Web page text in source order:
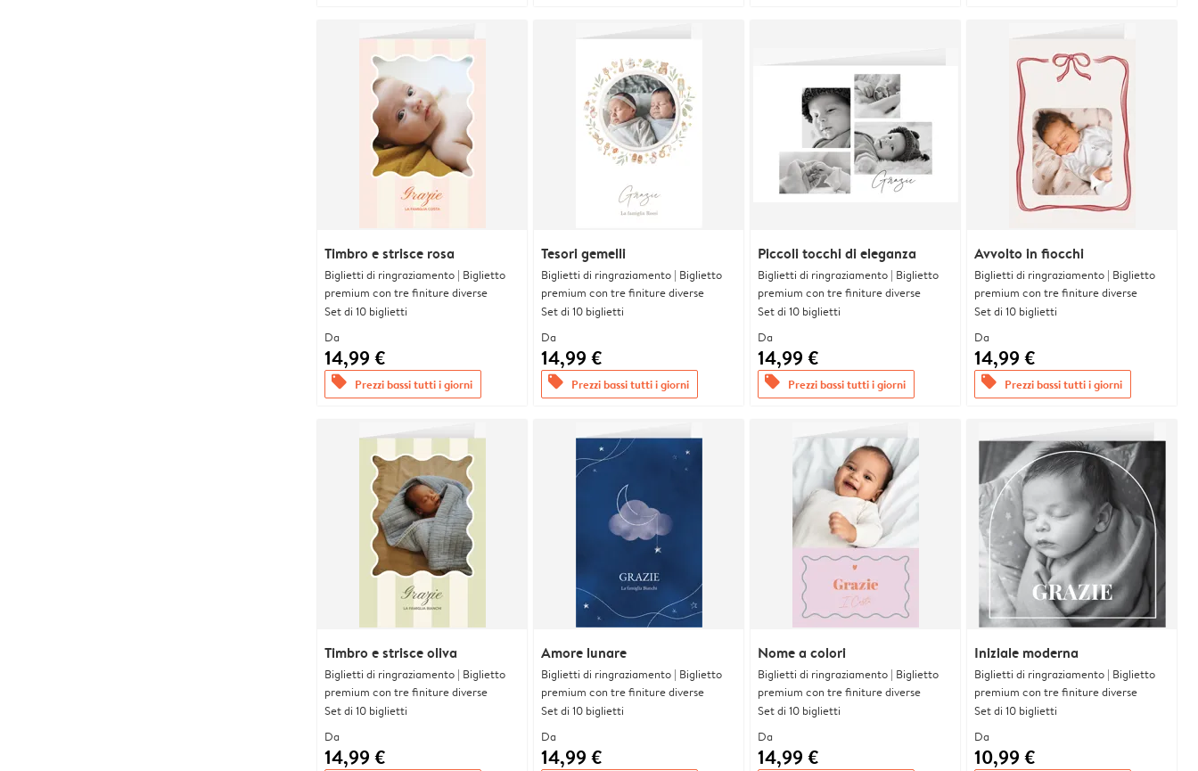
Timbro e strisce rosa
Biglietti di ringraziamento | Biglietto
premium con tre finiture diverse
Set di 10 biglietti
Da
14,99 €
offers Prezzi bassi tutti i giorni
Tesori gemelli
Biglietti di ringraziamento | Biglietto
premium con tre finiture diverse
Set di 10 biglietti
Da
14,99 €
offers Prezzi bassi tutti i giorni
Piccoli tocchi di eleganza
Biglietti di ringraziamento | Biglietto
premium con tre finiture diverse
Set di 10 biglietti
Da
14,99 €
offers Prezzi bassi tutti i giorni
Avvolto in fiocchi
Biglietti di ringraziamento | Biglietto
premium con tre finiture diverse
Set di 10 biglietti
Da
14,99 €
offers Prezzi bassi tutti i giorni
Timbro e strisce oliva
Biglietti di ringraziamento | Biglietto
premium con tre finiture diverse
Set di 10 biglietti
Da
14,99 €
Amore lunare
Biglietti di ringraziamento | Biglietto
premium con tre finiture diverse
Set di 10 biglietti
Da
14,99 €
Nome a colori
Biglietti di ringraziamento | Biglietto
premium con tre finiture diverse
Set di 10 biglietti
Da
14,99 €
Iniziale moderna
Biglietti di ringraziamento | Biglietto
premium con tre finiture diverse
Set di 10 biglietti
Da
10,99 €